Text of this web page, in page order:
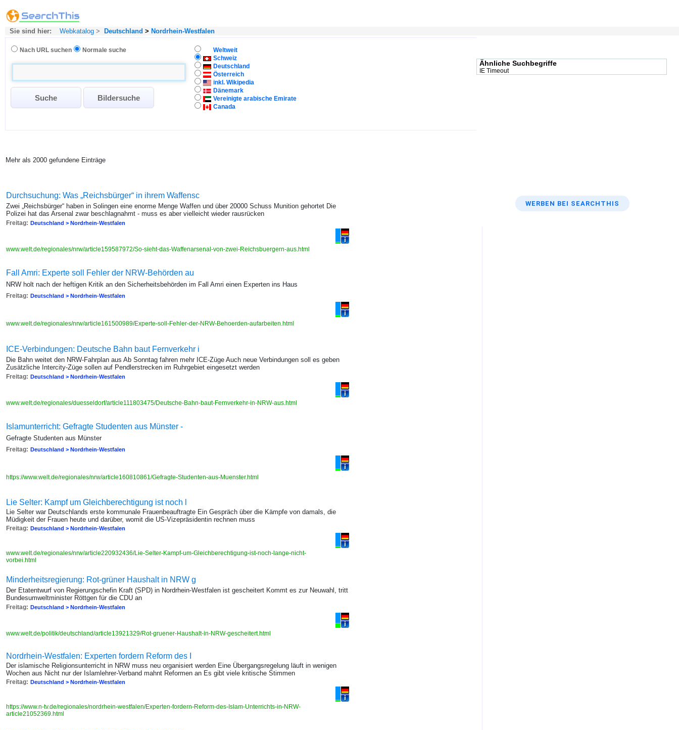
Sie sind hier: Webkatalog > Deutschland > Nordrhein-Westfalen
Nach URL suchen Normale suche
Weltweit
Schweiz
Deutschland
Österreich
inkl. Wikipedia
Dänemark
Vereinigte arabische Emirate
Canada
Mehr als 2000 gefundene Einträge
Durchsuchung: Was „Reichsbürger“ in ihrem Waffensc
Zwei „Reichsbürger“ haben in Solingen eine enorme Menge Waffen und über 20000 Schuss Munition gehortet Die
Polizei hat das Arsenal zwar beschlagnahmt - muss es aber vielleicht wieder rausrücken
Freitag: Deutschland > Nordrhein-Westfalen
www.welt.de/regionales/nrw/article159587972/So-sieht-das-Waffenarsenal-von-zwei-Reichsbuergern-aus.html
Fall Amri: Experte soll Fehler der NRW-Behörden au
NRW holt nach der heftigen Kritik an den Sicherheitsbehörden im Fall Amri einen Experten ins Haus
Freitag: Deutschland > Nordrhein-Westfalen
www.welt.de/regionales/nrw/article161500989/Experte-soll-Fehler-der-NRW-Behoerden-aufarbeiten.html
ICE-Verbindungen: Deutsche Bahn baut Fernverkehr i
Die Bahn weitet den NRW-Fahrplan aus Ab Sonntag fahren mehr ICE-Züge Auch neue Verbindungen soll es geben
Zusätzliche Intercity-Züge sollen auf Pendlerstrecken im Ruhrgebiet eingesetzt werden
Freitag: Deutschland > Nordrhein-Westfalen
www.welt.de/regionales/duesseldorf/article111803475/Deutsche-Bahn-baut-Fernverkehr-in-NRW-aus.html
Islamunterricht: Gefragte Studenten aus Münster -
Gefragte Studenten aus Münster
Freitag: Deutschland > Nordrhein-Westfalen
https://www.welt.de/regionales/nrw/article160810861/Gefragte-Studenten-aus-Muenster.html
Lie Selter: Kampf um Gleichberechtigung ist noch l
Lie Selter war Deutschlands erste kommunale Frauenbeauftragte Ein Gespräch über die Kämpfe von damals, die
Müdigkeit der Frauen heute und darüber, womit die US-Vizepräsidentin rechnen muss
Freitag: Deutschland > Nordrhein-Westfalen
www.welt.de/regionales/nrw/article220932436/Lie-Selter-Kampf-um-Gleichberechtigung-ist-noch-lange-nicht-
vorbei.html
Minderheitsregierung: Rot-grüner Haushalt in NRW g
Der Etatentwurf von Regierungschefin Kraft (SPD) in Nordrhein-Westfalen ist gescheitert Kommt es zur Neuwahl, tritt
Bundesumweltminister Röttgen für die CDU an
Freitag: Deutschland > Nordrhein-Westfalen
www.welt.de/politik/deutschland/article13921329/Rot-gruener-Haushalt-in-NRW-gescheitert.html
Nordrhein-Westfalen: Experten fordern Reform des I
Der islamische Religionsunterricht in NRW muss neu organisiert werden Eine Übergangsregelung läuft in wenigen
Wochen aus Nicht nur der Islamlehrer-Verband mahnt Reformen an Es gibt viele kritische Stimmen
Freitag: Deutschland > Nordrhein-Westfalen
https://www.n-tv.de/regionales/nordrhein-westfalen/Experten-fordern-Reform-des-Islam-Unterrichts-in-NRW-
article21052369.html